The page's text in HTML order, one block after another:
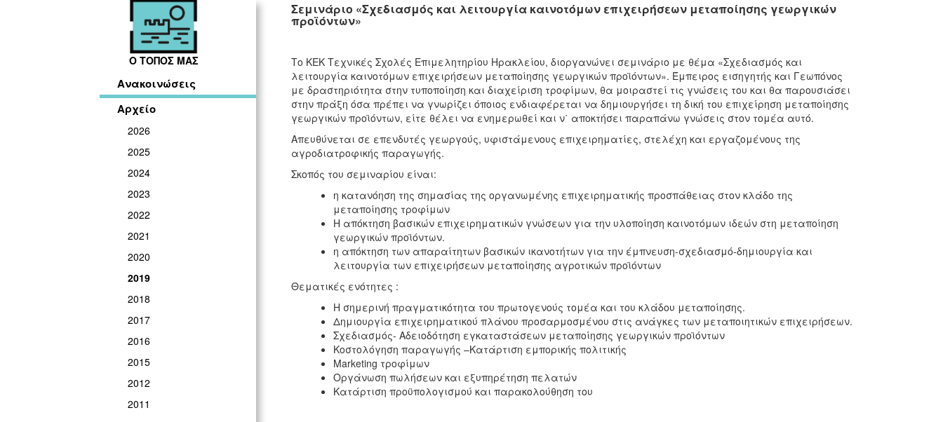
Ο ΤΟΠΟΣ ΜΑΣ
Ανακοινώσεις
Αρχείο
2026
2025
2024
2023
2022
2021
2020
2019
2018
2017
2016
2015
2012
2011
Σεμινάριο «Σχεδιασμός και λειτουργία καινοτόμων επιχειρήσεων μεταποίησης γεωργικών
προϊόντων»
Το ΚΕΚ Τεχνικές Σχολές Επιμελητηρίου Ηρακλείου, διοργανώνει σεμινάριο με θέμα «Σχεδιασμός και
λειτουργία καινοτόμων επιχειρήσεων μεταποίησης γεωργικών προϊόντων». Έμπειρος εισηγητής και Γεωπόνος
με δραστηριότητα στην τυποποίηση και διαχείριση τροφίμων, θα μοιραστεί τις γνώσεις του και θα παρουσιάσει
στην πράξη όσα πρέπει να γνωρίζει όποιος ενδιαφέρεται να δημιουργήσει τη δική του επιχείρηση μεταποίησης
γεωργικών προϊόντων, είτε θέλει να ενημερωθεί και ν΄ αποκτήσει παραπάνω γνώσεις στον τομέα αυτό.
Απευθύνεται σε επενδυτές γεωργούς, υφιστάμενους επιχειρηματίες, στελέχη και εργαζομένους της
αγροδιατροφικής παραγωγής.
Σκοπός του σεμιναρίου είναι:
η κατανόηση της σημασίας της οργανωμένης επιχειρηματικής προσπάθειας στον κλάδο της
μεταποίησης τροφίμων
Η απόκτηση βασικών επιχειρηματικών γνώσεων για την υλοποίηση καινοτόμων ιδεών στη μεταποίηση
γεωργικών προϊόντων.
η απόκτηση των απαραίτητων βασικών ικανοτήτων για την έμπνευση-σχεδιασμό-δημιουργία και
λειτουργία των επιχειρήσεων μεταποίησης αγροτικών προϊόντων
Θεματικές ενότητες :
Η σημερινή πραγματικότητα του πρωτογενούς τομέα και του κλάδου μεταποίησης.
Δημιουργία επιχειρηματικού πλάνου προσαρμοσμένου στις ανάγκες των μεταποιητικών επιχειρήσεων.
Σχεδιασμός- Αδειοδότηση εγκαταστάσεων μεταποίησης γεωργικών προϊόντων
Κοστολόγηση παραγωγής –Κατάρτιση εμπορικής πολιτικής
Marketing τροφίμων
Οργάνωση πωλήσεων και εξυπηρέτηση πελατών
Κατάρτιση προϋπολογισμού και παρακολούθηση του